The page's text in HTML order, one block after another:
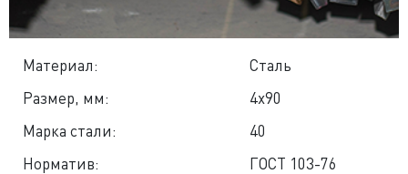
Материал:
Сталь
Размер, мм:
4x90
Марка стали:
40
Норматив:
ГОСТ 103-76